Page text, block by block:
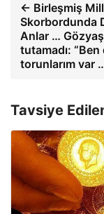
← Birleşmiş
Skorbordunda
Anlar …
tutamadı: “Ben
torunlarım var
Tavsiye